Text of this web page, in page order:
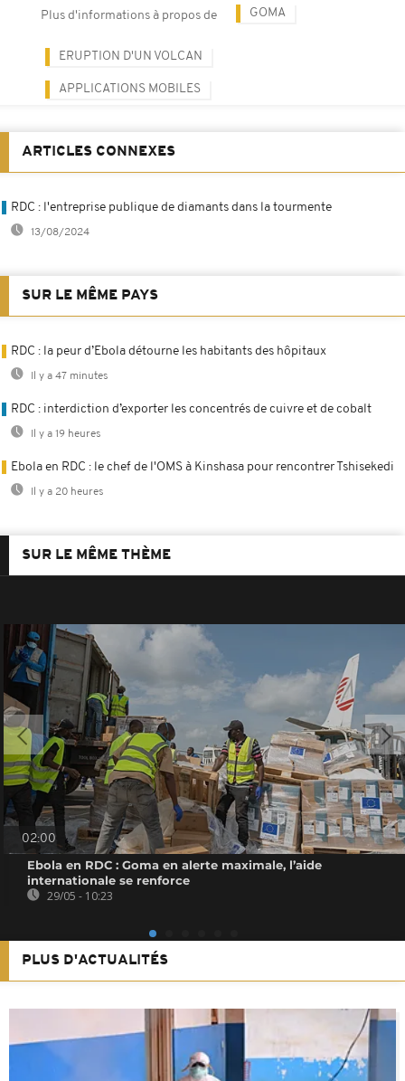
Plus d'informations à propos de GOMA
ERUPTION D'UN VOLCAN
APPLICATIONS MOBILES
ARTICLES CONNEXES
RDC : l'entreprise publique de diamants dans la tourmente
13/08/2024
SUR LE MÊME PAYS
RDC : la peur d’Ebola détourne les habitants des hôpitaux
Il y a 47 minutes
RDC : interdiction d’exporter les concentrés de cuivre et de cobalt
Il y a 19 heures
Ebola en RDC : le chef de l'OMS à Kinshasa pour rencontrer Tshisekedi
Il y a 20 heures
SUR LE MÊME THÈME
02:00
Ebola en RDC : Goma en alerte maximale, l’aide
internationale se renforce
29/05 - 10:23
PLUS D'ACTUALITÉS